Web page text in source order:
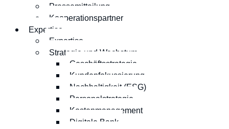
Pressemitteilung
Kooperationspartner
Expertise
Expertise
Strategie und Wachstum
Geschäftsstrategie
Kundenfokussierung
Nachhaltigkeit (ESG)
Personalstrategie
Kostenmanagement
Digitale Bank